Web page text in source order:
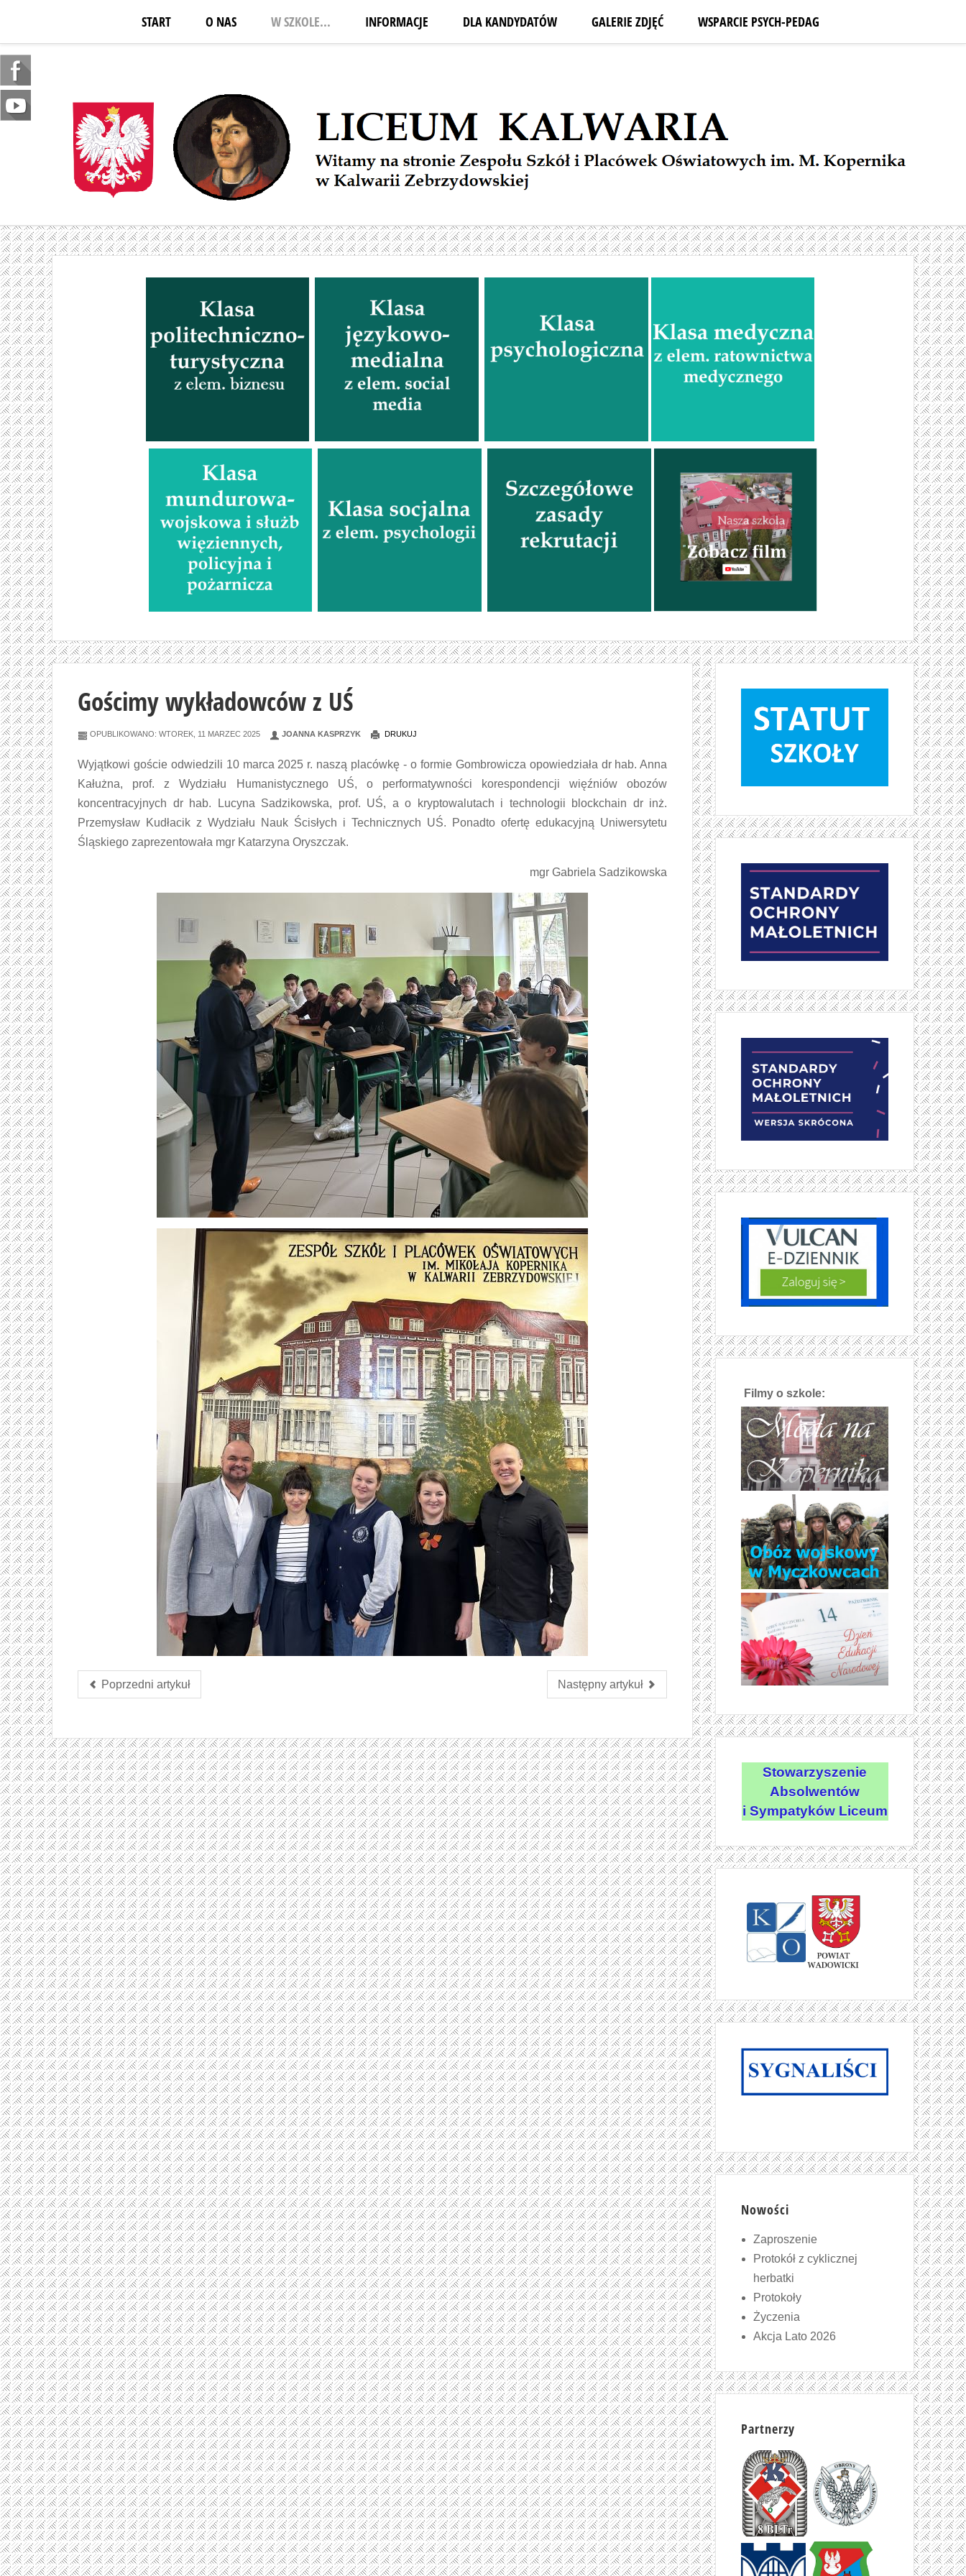
START O NAS W SZKOLE... INFORMACJE DLA KANDYDATÓW GALERIE ZDJĘĆ WSPARCIE PSYCH-PEDAG
Gościmy wykładowców z UŚ
OPUBLIKOWANO: WTOREK, 11 MARZEC 2025 JOANNA KASPRZYK DRUKUJ
Wyjątkowi goście odwiedzili 10 marca 2025 r. naszą placówkę - o formie Gombrowicza opowiedziała dr hab. Anna
Kałużna, prof. z Wydziału Humanistycznego UŚ, o performatywności korespondencji więźniów obozów
koncentracyjnych dr hab. Lucyna Sadzikowska, prof. UŚ, a o kryptowalutach i technologii blockchain dr inż.
Przemysław Kudłacik z Wydziału Nauk Ścisłych i Technicznych UŚ. Ponadto ofertę edukacyjną Uniwersytetu
Śląskiego zaprezentowała mgr Katarzyna Oryszczak.
mgr Gabriela Sadzikowska
Poprzedni artykuł Następny artykuł
Filmy o szkole:
Stowarzyszenie
Absolwentów
i Sympatyków Liceum
Nowości
Zaproszenie
Protokół z cyklicznej
herbatki
Protokoły
Życzenia
Akcja Lato 2026
Partnerzy